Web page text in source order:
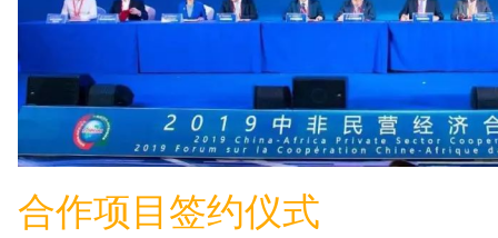
合作项目签约仪式